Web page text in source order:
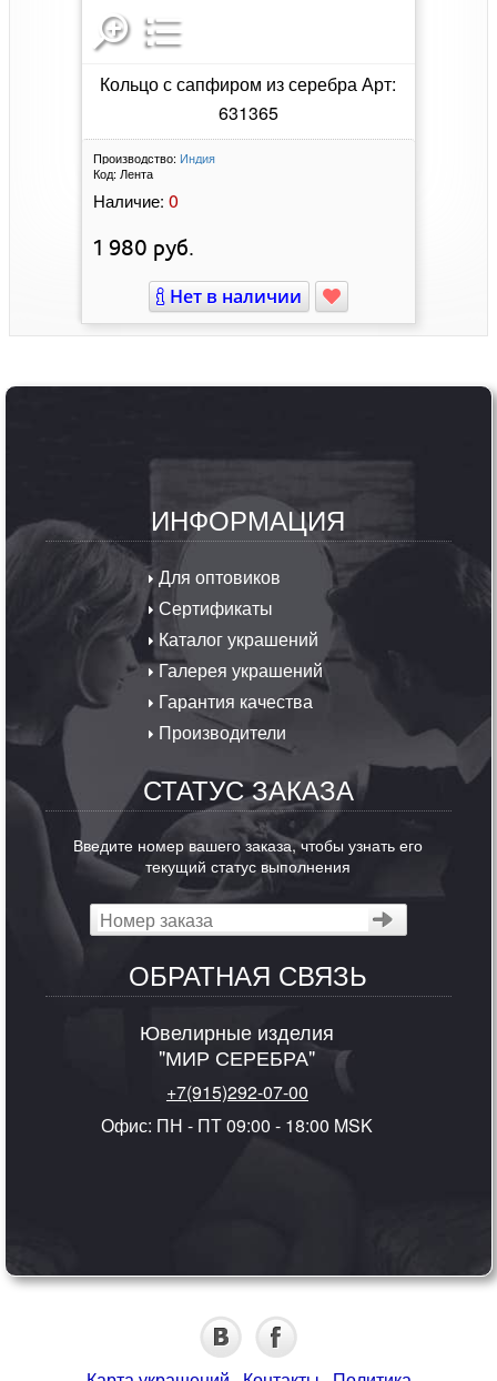
Кольцо с сапфиром из серебра Арт:
631365
Производство: Индия
Код: Лента
Наличие: 0
1 980 руб.
Нет в наличии
ИНФОРМАЦИЯ
Для оптовиков
Сертификаты
Каталог украшений
Галерея украшений
Гарантия качества
Производители
СТАТУС ЗАКАЗА
Введите номер вашего заказа, чтобы узнать его
текущий статус выполнения
ОБРАТНАЯ СВЯЗЬ
Ювелирные изделия
"МИР СЕРЕБРА"
+7(915)292-07-00
Офис: ПН - ПТ 09:00 - 18:00 MSK